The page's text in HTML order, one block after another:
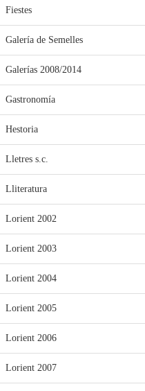
Fiestes
Galería de Semelles
Galerías 2008/2014
Gastronomía
Hestoria
Lletres s.c.
Lliteratura
Lorient 2002
Lorient 2003
Lorient 2004
Lorient 2005
Lorient 2006
Lorient 2007